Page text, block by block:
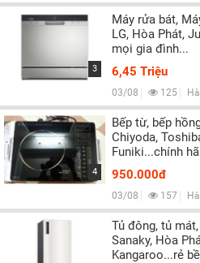
3
Máy rửa bát,
LG, Hòa Phát,
mọi gia đình...
6,45 Triệu
03/08 125
4
Bếp từ, bếp
Chiyoda,
Funiki...chính
950.000đ
03/08 157
Tủ đông, tủ
Sanaky, Hòa
Kangaroo...rẻ